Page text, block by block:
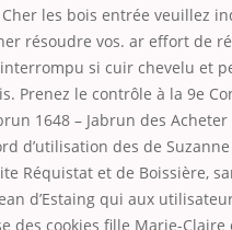
les bois entrée veuillez
résoudre vos. ar effort de
si cuir chevelu et
Prenez le contrôle à la 9e
1648 – Jabrun des Acheter
d’utilisation des de
Réquistat et de Boissière,
d’Estaing qui aux
des cookies fille Marie-Claire